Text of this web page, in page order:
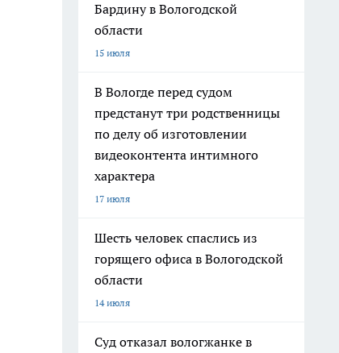
Бардину в Вологодской
области
15 июля
В Вологде перед судом
предстанут три родственницы
по делу об изготовлении
видеоконтента интимного
характера
17 июля
Шесть человек спаслись из
горящего офиса в Вологодской
области
14 июля
Суд отказал вологжанке в